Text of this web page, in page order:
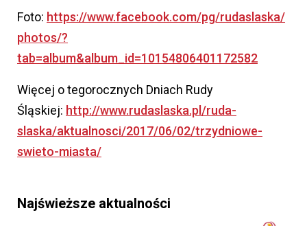
Foto: https://www.facebook.com/pg/rudaslaska/
photos/?
tab=album&album_id=10154806401172582
Więcej o tegorocznych Dniach Rudy
Śląskiej: http://www.rudaslaska.pl/ruda-
slaska/aktualnosci/2017/06/02/trzydniowe-
swieto-miasta/
Najświeższe aktualności